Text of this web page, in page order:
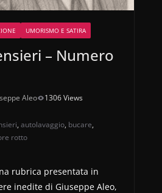
UMORISMO E SATIRA
– Numero
Aleo
1306 Views
, autolavaggio, bucare,
rotto
rubrica presentata in
inedite di Giuseppe Aleo,